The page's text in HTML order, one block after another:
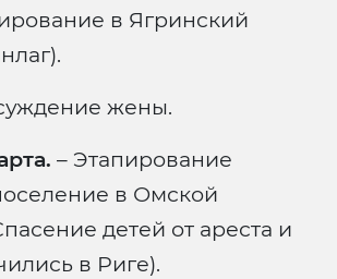
в Ягринский
жены.
– Этапирование
в Омской
детей от ареста и
в Риге).